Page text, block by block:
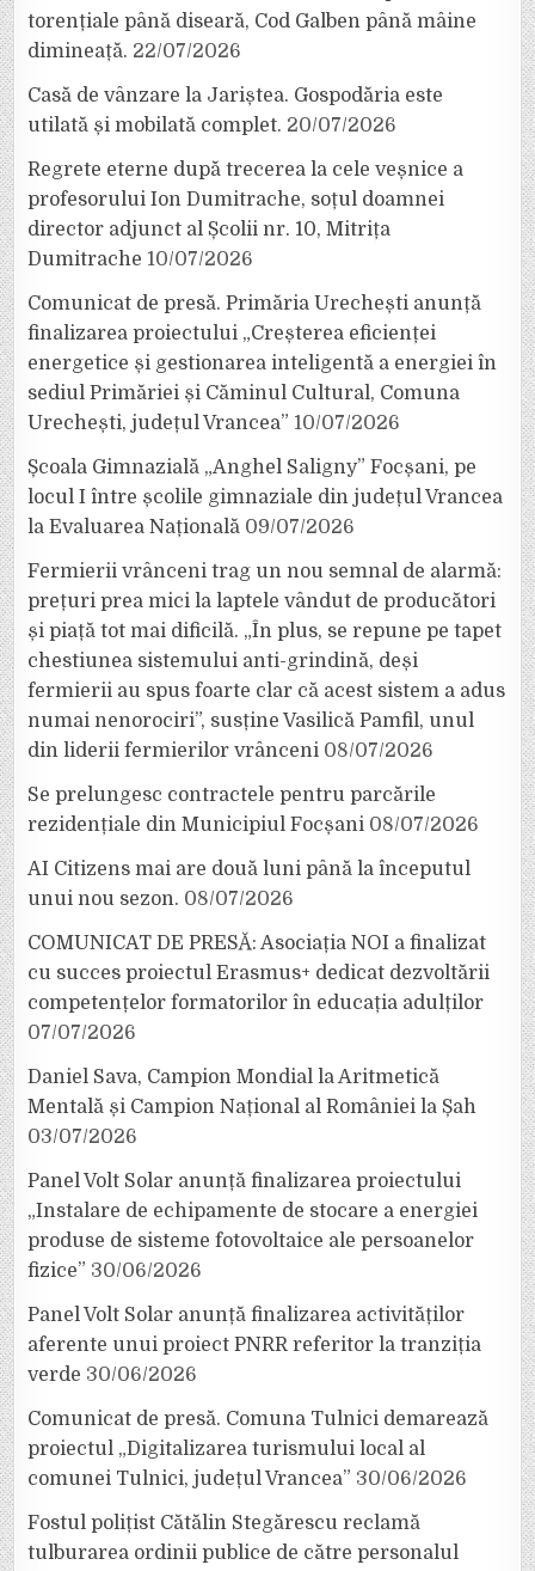
torențiale până diseară, Cod Galben până mâine
dimineață. 22/07/2026
Casă de vânzare la Jariștea. Gospodăria este
utilată și mobilată complet. 20/07/2026
Regrete eterne după trecerea la cele veșnice a
profesorului Ion Dumitrache, soțul doamnei
director adjunct al Școlii nr. 10, Mitrița
Dumitrache 10/07/2026
Comunicat de presă. Primăria Urechești anunță
finalizarea proiectului „Creșterea eficienței
energetice și gestionarea inteligentă a energiei în
sediul Primăriei și Căminul Cultural, Comuna
Urechești, județul Vrancea” 10/07/2026
Școala Gimnazială „Anghel Saligny” Focșani, pe
locul I între școlile gimnaziale din județul Vrancea
la Evaluarea Națională 09/07/2026
Fermierii vrânceni trag un nou semnal de alarmă:
prețuri prea mici la laptele vândut de producători
și piață tot mai dificilă. „În plus, se repune pe tapet
chestiunea sistemului anti-grindină, deși
fermierii au spus foarte clar că acest sistem a adus
numai nenorociri”, susține Vasilică Pamfil, unul
din liderii fermierilor vrânceni 08/07/2026
Se prelungesc contractele pentru parcările
rezidențiale din Municipiul Focșani 08/07/2026
AI Citizens mai are două luni până la începutul
unui nou sezon. 08/07/2026
COMUNICAT DE PRESĂ: Asociația NOI a finalizat
cu succes proiectul Erasmus+ dedicat dezvoltării
competențelor formatorilor în educația adulților
07/07/2026
Daniel Sava, Campion Mondial la Aritmetică
Mentală și Campion Național al României la Șah
03/07/2026
Panel Volt Solar anunță finalizarea proiectului
„Instalare de echipamente de stocare a energiei
produse de sisteme fotovoltaice ale persoanelor
fizice” 30/06/2026
Panel Volt Solar anunță finalizarea activităților
aferente unui proiect PNRR referitor la tranziția
verde 30/06/2026
Comunicat de presă. Comuna Tulnici demarează
proiectul „Digitalizarea turismului local al
comunei Tulnici, județul Vrancea” 30/06/2026
Fostul polițist Cătălin Stegărescu reclamă
tulburarea ordinii publice de către personalul